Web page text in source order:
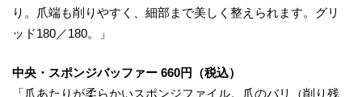
り。爪端も削りやすく、細部まで美しく整えられます。グリ
ッド180／180。」
中央・スポンジバッファー 660円（税込）
「爪あたりが柔らかいスポンジファイル。爪のバリ（削り残